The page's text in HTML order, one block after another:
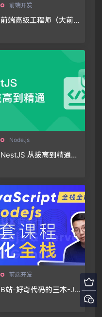
前端开发
前端高级工程师（大前
Node.js
NestJS 从拔高到精通，
前端开发
B站-好奇代码的三木-Ja